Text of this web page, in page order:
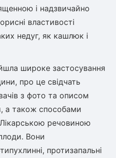
і надзвичайно
властивості
недуг, як кашлюк і
широке застосування
про це свідчать
з фото та описом
а також способами
речовиною
Вони
протизапальні